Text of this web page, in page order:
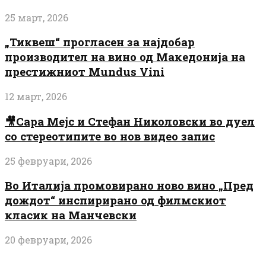
25 март, 2026
„Тиквеш“ прогласен за најдобар
производител на вино од Македонија на
престижниот Mundus Vini
12 март, 2026
🎥Сара Мејс и Стефан Николовски во дуел
со стереотипите во нов видео запис
25 февруари, 2026
Во Италија промовирано ново вино „Пред
дождот“ инспирирано од филмскиот
класик на Манчевски
20 февруари, 2026